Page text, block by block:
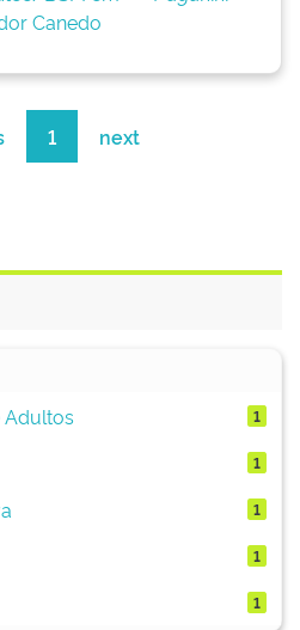
Canedo
1 next
Adultos
1
1
1
1
1